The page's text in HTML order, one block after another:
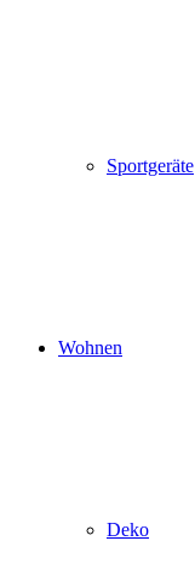
Sportgeräte
Wohnen
Deko